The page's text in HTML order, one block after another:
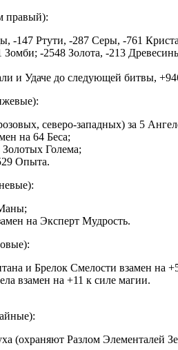
правый):
-147 Ртути, -287 Серы, -761
Зомби; -2548 Золота, -213
Удаче до следующей битвы,
северо-западных) за 5
на 64 Беса;
Голема;
Опыта.
на Эксперт Мудрость.
и Брелок Смелости взамен на
взамен на +11 к силе магии.
(охраняют Разлом Элементалей